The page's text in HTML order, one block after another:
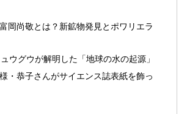
岡尚敬とは？新鉱物発見とポワリエラ
ウグウが解明した「地球の水の起源」
・恭子さんがサイエンス誌表紙を飾っ